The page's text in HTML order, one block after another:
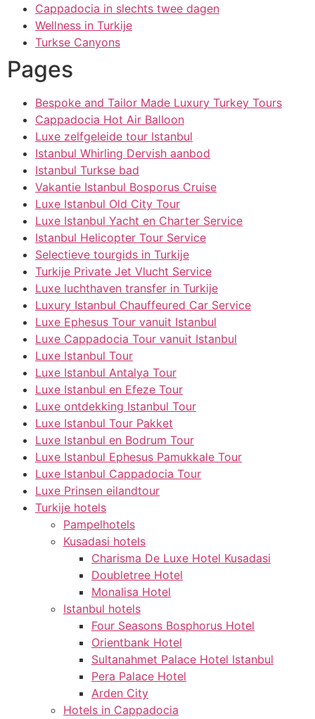
Cappadocia in slechts twee dagen
Wellness in Turkije
Turkse Canyons
Pages
Bespoke and Tailor Made Luxury Turkey Tours
Cappadocia Hot Air Balloon
Luxe zelfgeleide tour Istanbul
Istanbul Whirling Dervish aanbod
Istanbul Turkse bad
Vakantie Istanbul Bosporus Cruise
Luxe Istanbul Old City Tour
Luxe Istanbul Yacht en Charter Service
Istanbul Helicopter Tour Service
Selectieve tourgids in Turkije
Turkije Private Jet Vlucht Service
Luxe luchthaven transfer in Turkije
Luxury Istanbul Chauffeured Car Service
Luxe Ephesus Tour vanuit Istanbul
Luxe Cappadocia Tour vanuit Istanbul
Luxe Istanbul Tour
Luxe Istanbul Antalya Tour
Luxe Istanbul en Efeze Tour
Luxe ontdekking Istanbul Tour
Luxe Istanbul Tour Pakket
Luxe Istanbul en Bodrum Tour
Luxe Istanbul Ephesus Pamukkale Tour
Luxe Istanbul Cappadocia Tour
Luxe Prinsen eilandtour
Turkije hotels
Pampelhotels
Kusadasi hotels
Charisma De Luxe Hotel Kusadasi
Doubletree Hotel
Monalisa Hotel
Istanbul hotels
Four Seasons Bosphorus Hotel
Orientbank Hotel
Sultanahmet Palace Hotel Istanbul
Pera Palace Hotel
Arden City
Hotels in Cappadocia